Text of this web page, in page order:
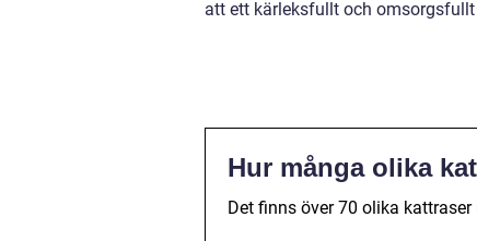
att ett kärleksfullt och
Hur många olika
Det finns över 70 olika